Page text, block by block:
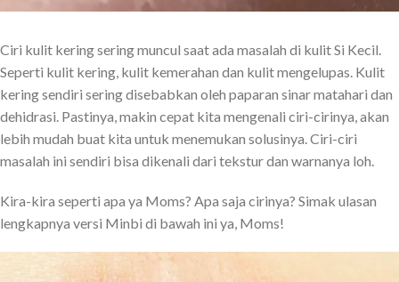
Ciri kulit kering sering muncul saat ada masalah di kulit Si Kecil.
Seperti kulit kering, kulit kemerahan dan kulit mengelupas. Kulit
kering sendiri sering disebabkan oleh paparan sinar matahari dan
dehidrasi. Pastinya, makin cepat kita mengenali ciri-cirinya, akan
lebih mudah buat kita untuk menemukan solusinya. Ciri-ciri
masalah ini sendiri bisa dikenali dari tekstur dan warnanya loh.
Kira-kira seperti apa ya Moms? Apa saja cirinya? Simak ulasan
lengkapnya versi Minbi di bawah ini ya, Moms!